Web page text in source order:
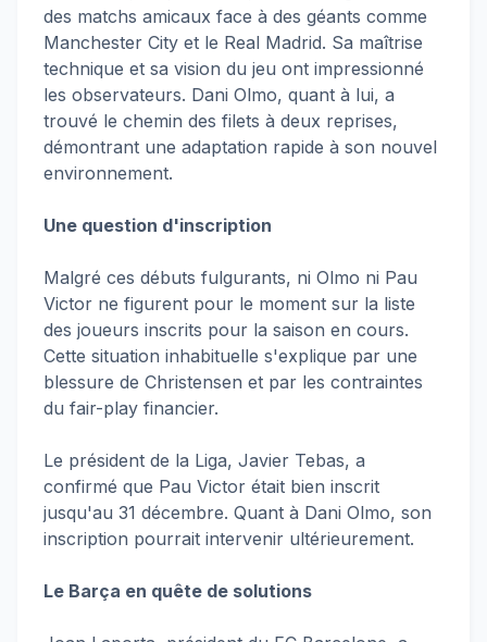
des matchs amicaux face à des géants comme
Manchester City et le Real Madrid. Sa maîtrise
technique et sa vision du jeu ont impressionné
les observateurs. Dani Olmo, quant à lui, a
trouvé le chemin des filets à deux reprises,
démontrant une adaptation rapide à son nouvel
environnement.
Une question d'inscription
Malgré ces débuts fulgurants, ni Olmo ni Pau
Victor ne figurent pour le moment sur la liste
des joueurs inscrits pour la saison en cours.
Cette situation inhabituelle s'explique par une
blessure de Christensen et par les contraintes
du fair-play financier.
Le président de la Liga, Javier Tebas, a
confirmé que Pau Victor était bien inscrit
jusqu'au 31 décembre. Quant à Dani Olmo, son
inscription pourrait intervenir ultérieurement.
Le Barça en quête de solutions